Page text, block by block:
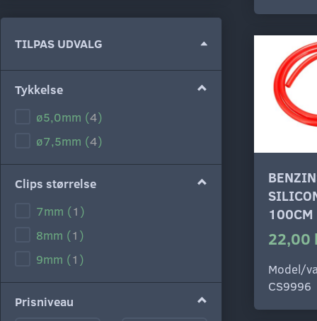
TILPAS UDVALG
Tykkelse
ø5,0mm (4)
ø7,5mm (4)
Clips størrelse
7mm (1 )
8mm (1 )
9mm (1 )
Prisniveau
100CM
22,00
Model/
CS9996